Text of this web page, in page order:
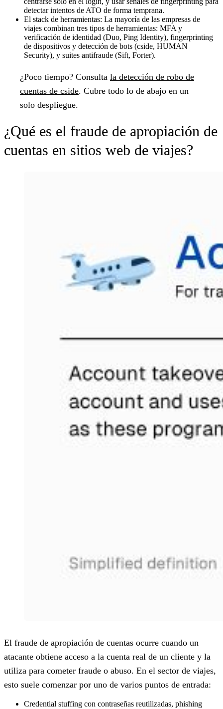
detectar intentos de ATO de forma temprana.
El stack de herramientas: La mayoría de las empresas de
viajes combinan tres tipos de herramientas: MFA y
verificación de identidad (Duo, Ping Identity), fingerprinting
de dispositivos y detección de bots (cside, HUMAN
Security), y suites antifraude (Sift, Forter).
¿Poco tiempo? Consulta la detección de robo de
cuentas de cside. Cubre todo lo de abajo en un
solo despliegue.
¿Qué es el fraude de apropiación de
cuentas en sitios web de viajes?
El fraude de apropiación de cuentas ocurre cuando un
atacante obtiene acceso a la cuenta real de un cliente y la
utiliza para cometer fraude o abuso. En el sector de viajes,
esto suele comenzar por uno de varios puntos de entrada:
Credential stuffing con contraseñas reutilizadas, phishing